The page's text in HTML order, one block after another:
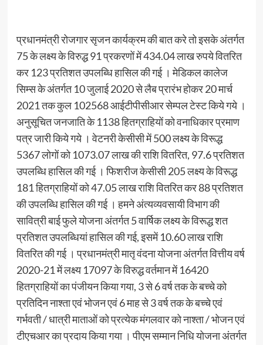
प्रधानमंत्री रोजगार सृजन कार्यक्रम की बात करे तो इसके अंतर्गत
75 के लक्ष्य के विरुद्ध 91 प्रकरणों में 434.04 लाख रुपये वितरित
कर 123 प्रतिशत उपलब्धि हासिल की गई । मेडिकल कालेज
सिम्स के अंतर्गत 10 जुलाई 2020 से लैब प्रारंभ होकर 20 मार्च
2021 तक कुल 102568 आईटीपीसीआर सेम्पल टेस्ट किये गये ।
अनुसूचित जनजाति के 1138 हितग्राहियों को वनाधिकार प्रमाण
पत्र जारी किये गये । वेटनरी केसीसी में 500 लक्ष्य के विरूद्ध
5367 लोगों को 1073.07 लाख की राशि वितरित, 97.6 प्रतिशत
उपलब्धि हासिल की गई । फिशरीज केसीसी 205 लक्ष्य के विरूद्ध
181 हितग्राहियों को 47.05 लाख राशि वितरित कर 88 प्रतिशत
की उपलब्धि हासिल की गई । हमने अंत्यव्यवसायी विभाग की
सावित्री बाई फुले योजना अंतर्गत 5 वार्षिक लक्ष्य के विरूद्ध शत
प्रतिशत उपलब्धियां हासिल की गई, इसमें 10.60 लाख राशि
वितरित की गई । प्रधानमंत्री मातृ वंदना योजना अंतर्गत वित्तीय वर्ष
2020-21 में लक्ष्य 17097 के विरुद्ध वर्तमान में 16420
हितग्राहियों का पंजीयन किया गया, 3 से 6 वर्ष तक के बच्चे को
प्रतिदिन नाश्ता एवं भोजन एवं 6 माह से 3 वर्ष तक के बच्चे एवं
गर्भवती / धात्री माताओं को प्रत्येक मंगलवार को नाश्ता / भोजन एवं
टीएचआर का प्रदाय किया गया । पीएम सम्मान निधि योजना अंतर्गत